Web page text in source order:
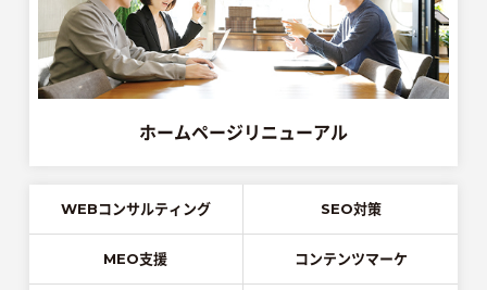
ホームページリニューアル
WEBコンサルティング SEO対策
MEO支援 コンテンツマーケ